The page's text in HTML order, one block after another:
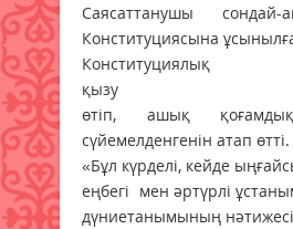
Саясаттанушы
Конституциясына
Конституциялық
қызу
өтіп, ашық
сүйемелденгенін атап өтті.
«Бұл күрделі, кейде
еңбегі мен әртүрлі
дүниетанымының